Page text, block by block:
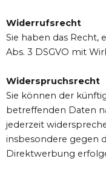
Widerrufsrecht
Sie haben das Recht,
Abs. 3 DSGVO mit
Widerspruchsrecht
Sie können der
betreffenden Daten
jederzeit
insbesondere gegen
Direktwerbung